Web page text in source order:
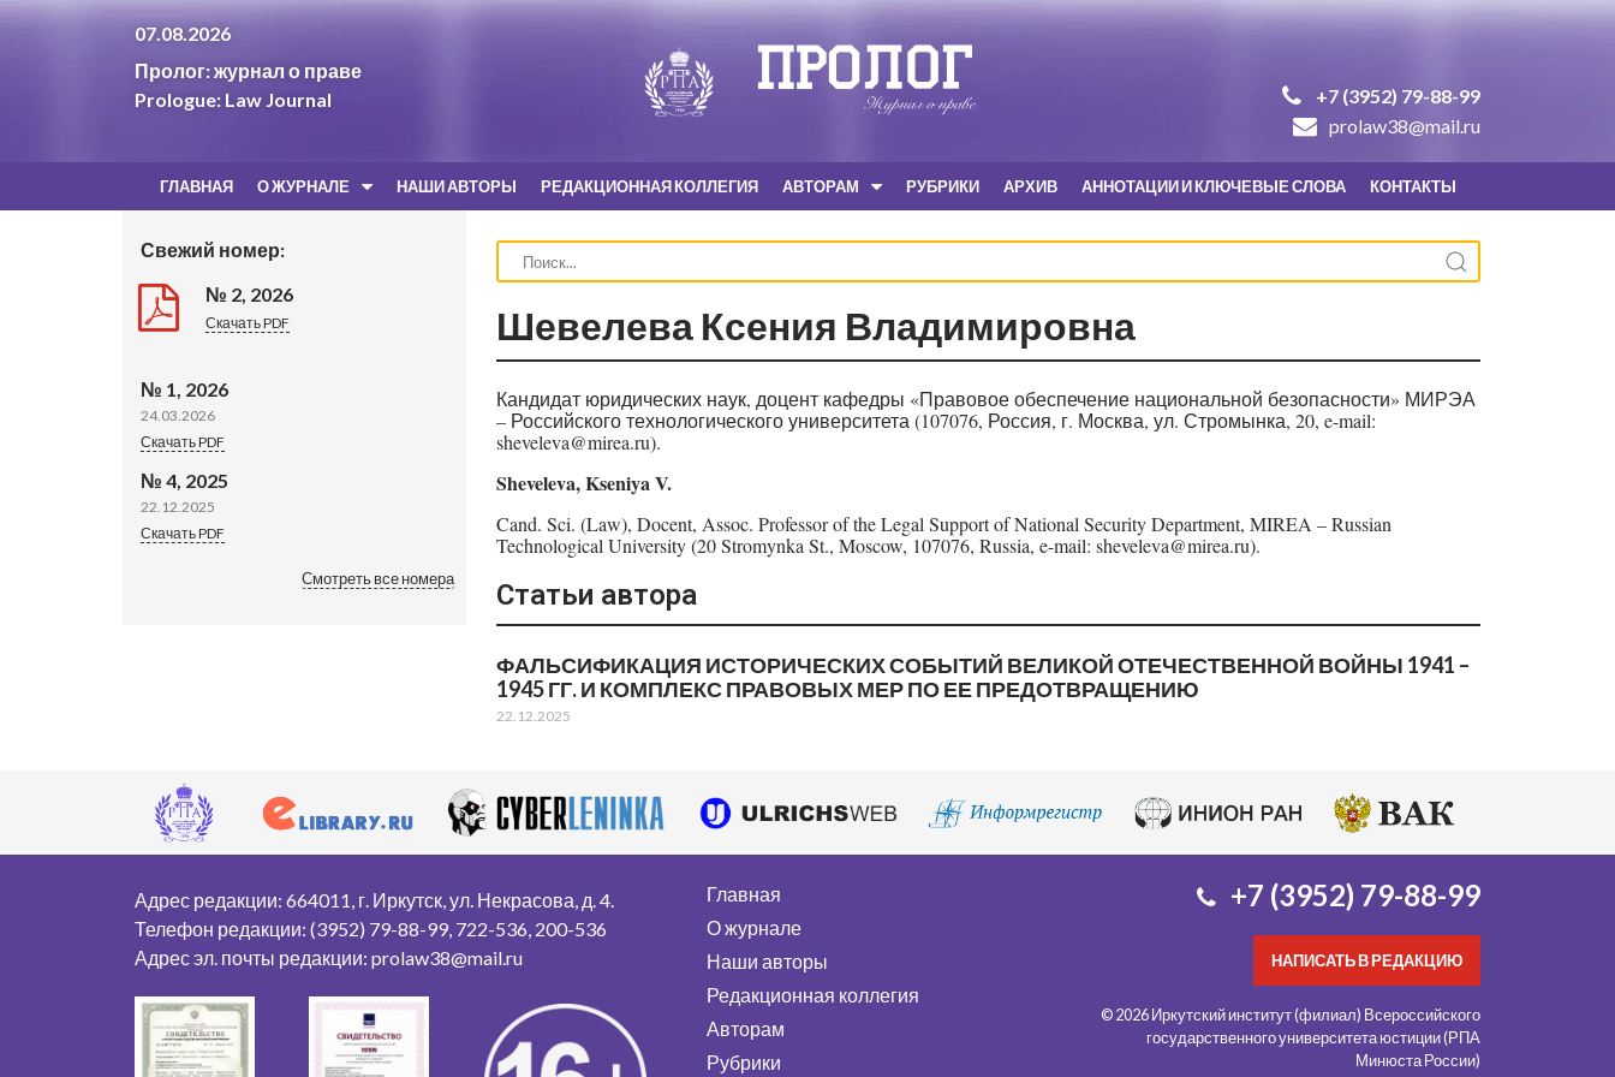
07.08.2026
Пролог: журнал о праве
Prologue: Law Journal
+7 (3952) 79-88-99
prolaw38@mail.ru
ГЛАВНАЯ О ЖУРНАЛЕ НАШИ АВТОРЫ РЕДАКЦИОННАЯ КОЛЛЕГИЯ АВТОРАМ РУБРИКИ АРХИВ АННОТАЦИИ И КЛЮЧЕВЫЕ СЛОВА КОНТАКТЫ
Свежий номер:
№ 2, 2026
Скачать PDF
№ 1, 2026
24.03.2026
Скачать PDF
№ 4, 2025
22.12.2025
Скачать PDF
Смотреть все номера
Шевелева Ксения Владимировна
Кандидат юридических наук, доцент кафедры «Правовое обеспечение национальной безопасности» МИРЭА
– Российского технологического университета (107076, Россия, г. Москва, ул. Стромынка, 20, e-mail:
sheveleva@mirea.ru).
Sheveleva, Kseniya V.
Cand. Sci. (Law), Docent, Assoc. Professor of the Legal Support of National Security Department, MIREA – Russian
Technological University (20 Stromynka St., Moscow, 107076, Russia, e-mail: sheveleva@mirea.ru).
Статьи автора
ФАЛЬСИФИКАЦИЯ ИСТОРИЧЕСКИХ СОБЫТИЙ ВЕЛИКОЙ ОТЕЧЕСТВЕННОЙ ВОЙНЫ 1941 –
1945 ГГ. И КОМПЛЕКС ПРАВОВЫХ МЕР ПО ЕЕ ПРЕДОТВРАЩЕНИЮ
22.12.2025
Адрес редакции: 664011, г. Иркутск, ул. Некрасова, д. 4.
Телефон редакции: (3952) 79-88-99, 722-536, 200-536
Адрес эл. почты редакции: prolaw38@mail.ru
Главная
О журнале
Наши авторы
Редакционная коллегия
Авторам
Рубрики
+7 (3952) 79-88-99
НАПИСАТЬ В РЕДАКЦИЮ
© 2026 Иркутский институт (филиал) Всероссийского
государственного университета юстиции (РПА
Минюста России)